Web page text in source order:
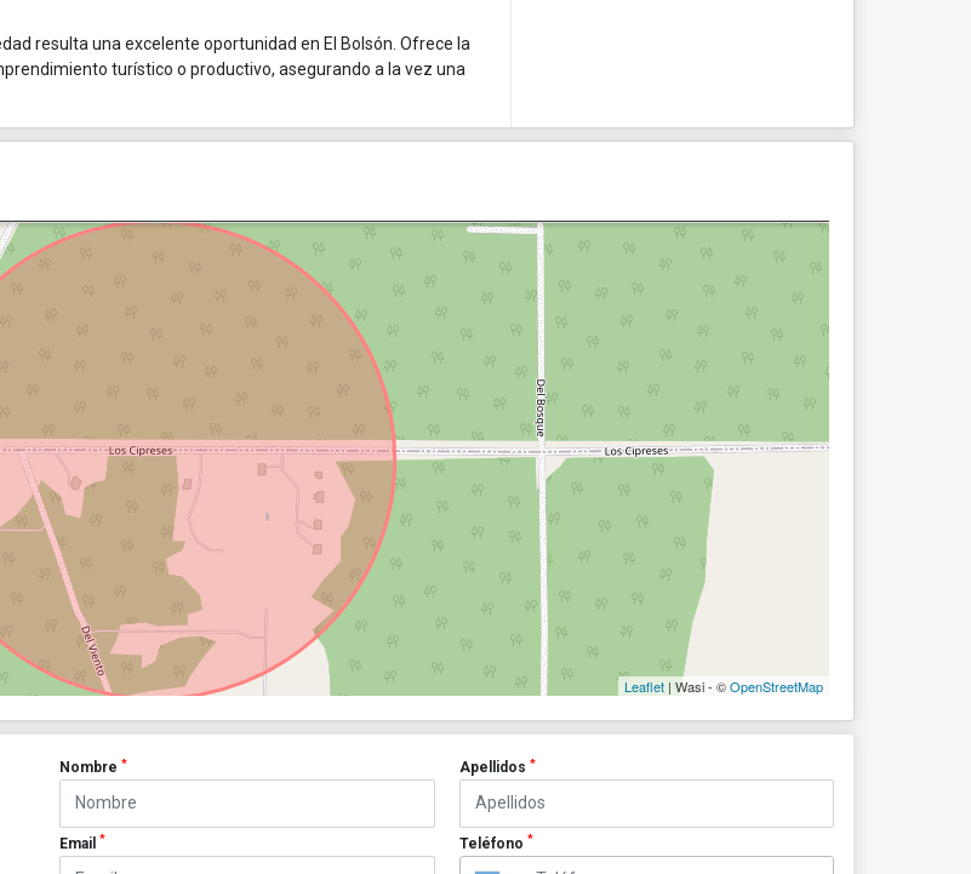
resulta una excelente oportunidad en El Bolsón. Ofrece la
turístico o productivo, asegurando a la vez una
Leaflet | Wasi - ©OpenStreetMap
Nombre* Apellidos *
Email* Teléfono *